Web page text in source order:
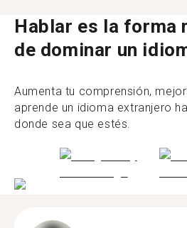
Hablar es la forma
de dominar un
Aumenta tu comprensión,
aprende un idioma extranjero
donde sea que estés.